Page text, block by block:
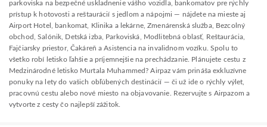
parkoviska na bezpečné uskladnenie vášho vozidla, bankomatov pre rýchly
prístup k hotovosti a reštaurácií s jedlom a nápojmi — nájdete na mieste aj
Airport Hotel, bankomat, Klinika a lekárne, Zmenárenská služba, Bezcolný
obchod, Salónik, Detská izba, Parkoviská, Modlitebná oblasť, Reštaurácia,
Fajčiarsky priestor, Čakáreň a Asistencia na invalidnom vozíku. Spolu to
všetko robí letisko ľahšie a príjemnejšie na prechádzanie. Plánujete cestu z
Medzinárodné letisko Murtala Muhammed? Airpaz vám prináša exkluzívne
ponuky na lety do vašich obľúbených destinácií — či už ide o rýchly výlet,
pracovnú cestu alebo nové miesto na objavovanie. Rezervujte s Airpazom a
vytvorte z cesty čo najlepší zážitok.